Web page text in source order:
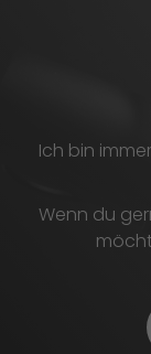
Ich bin
Wenn du